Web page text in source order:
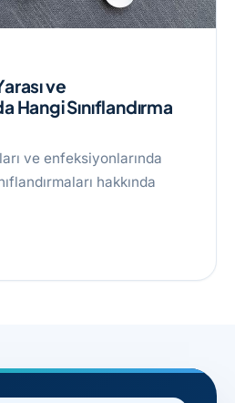
ve
Hangi Sınıflandırma
ve enfeksiyonlarında
hakkında